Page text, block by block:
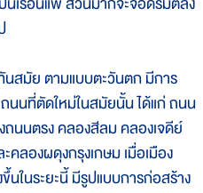
สมัย ตามแบบตะวันตก มีการ
นนที่ตัดใหม่ในสมัยนั้น ได้แก่ ถนน
นนตรง คลองสีลม คลองเจดีย์
ลองผดุงกรุงเกษม เมื่อเมือง
นในระยะนี้ มีรูปแบบการก่อสร้าง